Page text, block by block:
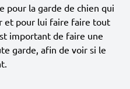
pour la garde de chien qui
et pour lui faire faire tout
important de faire une
garde, afin de voir si le